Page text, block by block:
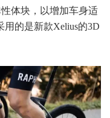
体块，以增加车身适
用的是新款Xelius的3D